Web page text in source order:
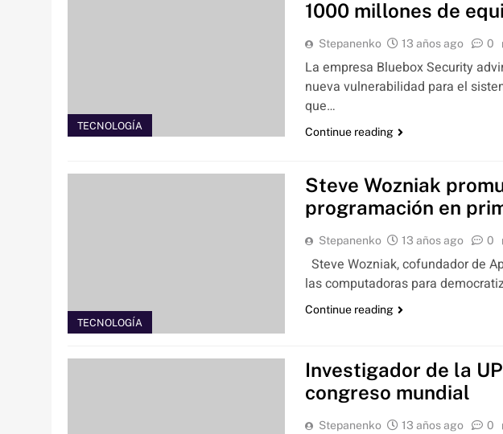
TECNOLOGÍA
1000 millones de
Stepanenko 13 años ago 0
La empresa Bluebox Security
nueva vulnerabilidad para el
que…
Continue reading
TECNOLOGÍA
Steve Wozniak
programación en
Stepanenko 13 años ago 0
Steve Wozniak, cofundador de
las computadoras para
Continue reading
Investigador de la
congreso mundial
Stepanenko 13 años ago 0